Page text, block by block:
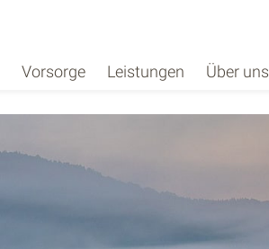
Vorsorge Leistungen Über uns